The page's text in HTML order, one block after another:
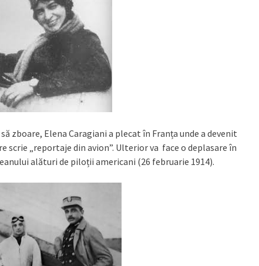
zboare, Elena Caragiani a plecat în Franța unde a devenit
scrie „reportaje din avion”. Ulterior va face o deplasare în
alături de piloții americani (26 februarie 1914).